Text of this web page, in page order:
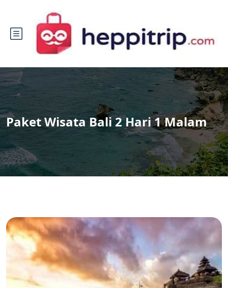
Paket Wisata Bali 2 Hari 1 Malam